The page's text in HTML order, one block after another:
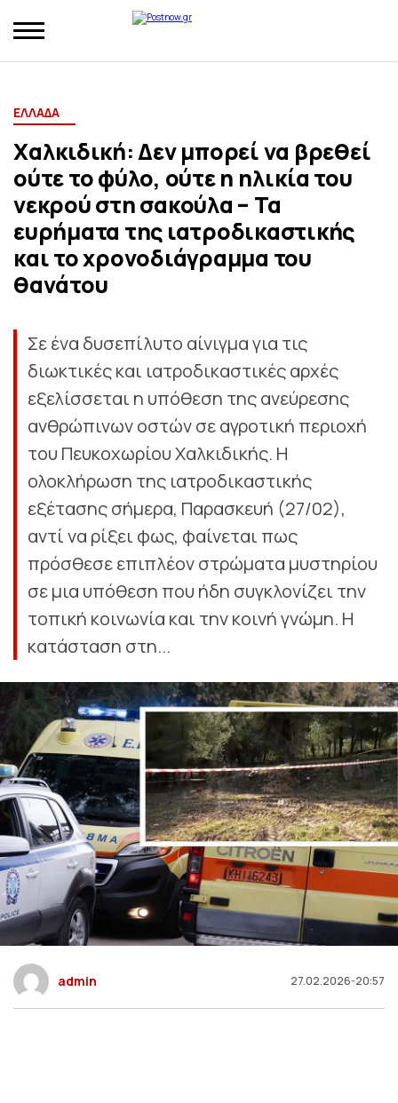
ΕΛΛΑΔΑ
Χαλκιδική: Δεν μπορεί να βρεθεί
ούτε το φύλο, ούτε η ηλικία του
νεκρού στη σακούλα – Τα
ευρήματα της ιατροδικαστικής
και το χρονοδιάγραμμα του
θανάτου
Σε ένα δυσεπίλυτο αίνιγμα για τις
διωκτικές και ιατροδικαστικές αρχές
εξελίσσεται η υπόθεση της ανεύρεσης
ανθρώπινων οστών σε αγροτική περιοχή
του Πευκοχωρίου Χαλκιδικής. Η
ολοκλήρωση της ιατροδικαστικής
εξέτασης σήμερα, Παρασκευή (27/02),
αντί να ρίξει φως, φαίνεται πως
πρόσθεσε επιπλέον στρώματα μυστηρίου
σε μια υπόθεση που ήδη συγκλονίζει την
τοπική κοινωνία και την κοινή γνώμη. Η
κατάσταση στη...
admin 27.02.2026-20:57